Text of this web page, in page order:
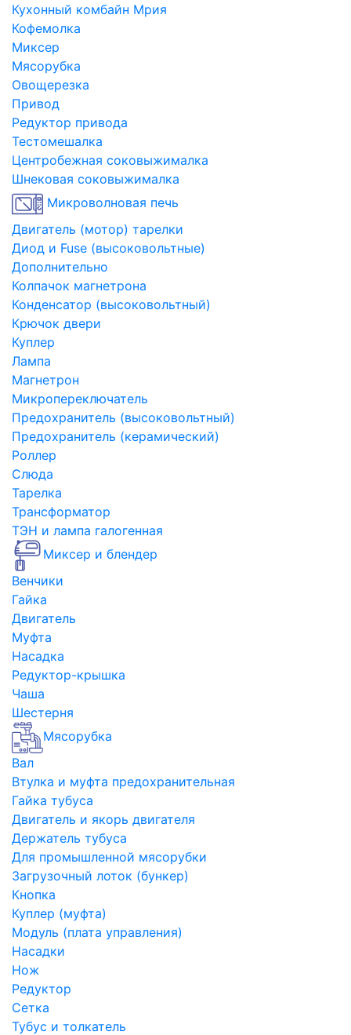
Кухонный комбайн Мрия
Кофемолка
Миксер
Мясорубка
Овощерезка
Привод
Редуктор привода
Тестомешалка
Центробежная соковыжималка
Шнековая соковыжималка
Микроволновая печь
Двигатель (мотор) тарелки
Диод и Fuse (высоковольтные)
Дополнительно
Колпачок магнетрона
Конденсатор (высоковольтный)
Крючок двери
Куплер
Лампа
Магнетрон
Микропереключатель
Предохранитель (высоковольтный)
Предохранитель (керамический)
Роллер
Слюда
Тарелка
Трансформатор
ТЭН и лампа галогенная
Миксер и блендер
Венчики
Гайка
Двигатель
Муфта
Насадка
Редуктор-крышка
Чаша
Шестерня
Мясорубка
Вал
Втулка и муфта предохранительная
Гайка тубуса
Двигатель и якорь двигателя
Держатель тубуса
Для промышленной мясорубки
Загрузочный лоток (бункер)
Кнопка
Куплер (муфта)
Модуль (плата управления)
Насадки
Нож
Редуктор
Сетка
Тубус и толкатель